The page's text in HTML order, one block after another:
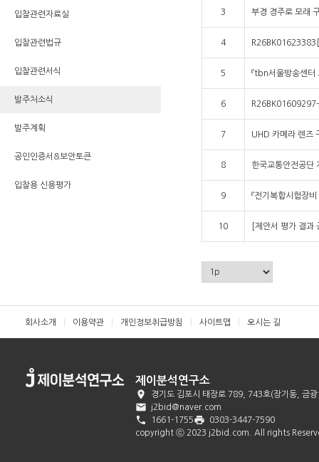
입찰관련자료실
입찰관련법규
입찰관련서식
발주처소식
발주계획
공인인증서&보안토큰
입찰용 신용평가
3 부경 경주로 모래
4 R26BK01623383[
5 『tbn서울방송센터
6 R26BK01609297-
7 UHD 카메라 렌즈
8 한국교통안전공단
9 『전기복합시험장
10 [제안서 평가 결
회사소개 이용약관 개인정보취급방침 사이트맵 오시는 길
제이분석연구소
 경기도 김포시 태장로 789, 743호(장기동, 금
 j2bid@naver.com
 1661-1755print
0303-3447-7590
copyright ⓒ 2023 j2bid.com. All rights